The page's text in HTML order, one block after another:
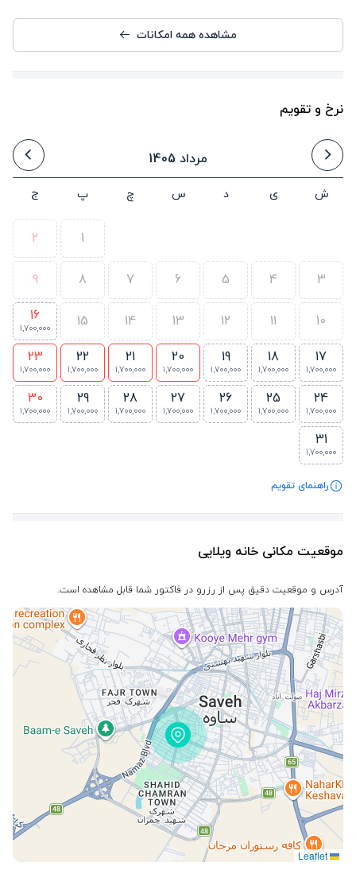
مشاهده همه امکانات
نرخ و تقویم
مرداد 1405
ش ی د س چ پ ج
1
2
3
4
5
6
7
8
9
10
11
12
13
14
15
16
1,700,000
17
1,700,000
18
1,700,000
19
1,700,000
20
1,700,000
21
1,700,000
22
1,700,000
23
1,700,000
24
1,700,000
25
1,700,000
26
1,700,000
27
1,700,000
28
1,700,000
29
1,700,000
30
1,700,000
31
1,700,000
راهنمای تقویم
موقعیت مکانی خانه ویلایی
آدرس و موقعیت دقیق پس از رزرو در فاکتور شما قابل مشاهده است.